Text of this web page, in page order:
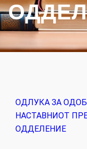
ОДЛУКА ЗА
НАСТАВНИОТ
ОДДЕЛЕНИЕ